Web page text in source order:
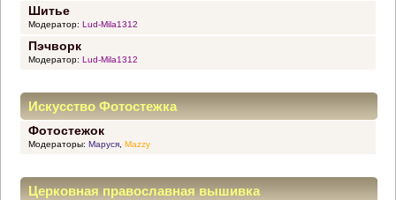
Шитье
Модератор: Lud-Mila1312
Пэчворк
Модератор: Lud-Mila1312
Искусство Фотостежка
Фотостежок
Модераторы: Маруся, Mazzy
Церковная православная вышивка